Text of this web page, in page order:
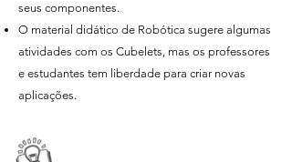
seus componentes.
O material didático de Robótica sugere algumas
atividades com os Cubelets, mas os professores
e estudantes tem liberdade para criar novas
aplicações.